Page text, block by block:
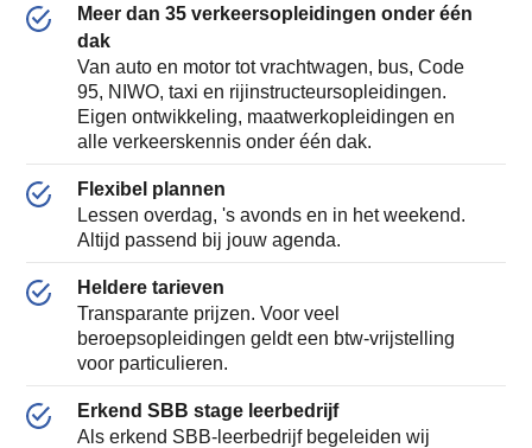
Meer dan 35 verkeersopleidingen onder één
dak
Van auto en motor tot vrachtwagen, bus, Code
95, NIWO, taxi en rijinstructeursopleidingen.
Eigen ontwikkeling, maatwerkopleidingen en
alle verkeerskennis onder één dak.
Flexibel plannen
Lessen overdag, 's avonds en in het weekend.
Altijd passend bij jouw agenda.
Heldere tarieven
Transparante prijzen. Voor veel
beroepsopleidingen geldt een btw-vrijstelling
voor particulieren.
Erkend SBB stage leerbedrijf
Als erkend SBB-leerbedrijf begeleiden wij